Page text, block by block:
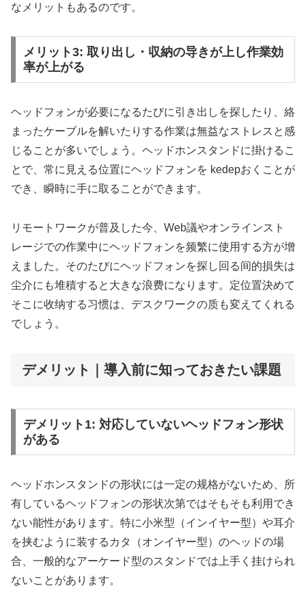
なメリットもあるのです。
メリット3: 取り出し・収納の导きが上し作業効
率が上がる
ヘッドフォンが必要になるたびに引き出しを探したり、絡
まったケーブルを解いたりする作業は無益なストレスと感
じることが多いでしょう。ヘッドホンスタンドに掛けるこ
とで、常に見える位置にヘッドフォンを kedepおくことが
でき、瞬時に手に取ることができます。
リモートワークが普及した今、Web議やオンラインスト
レージでの作業中にヘッドフォンを频繁に使用する方が增
えました。そのたびにヘッドフォンを探し回る间的損失は
尘介にも堆積すると大きな浪费になります。定位置決めて
そこに收纳する习惯は、デスクワークの质も変えてくれる
でしょう。
デメリット｜導入前に知っておきたい課題
デメリット1: 対応していないヘッドフォン形状
がある
ヘッドホンスタンドの形状には一定の规格がないため、所
有しているヘッドフォンの形状次第ではそもそも利用でき
ない能性があります。特に小米型（インイヤー型）や耳介
を挟むように装するカタ（オンイヤー型）のヘッドの場
合、一般的なアーケード型のスタンドでは上手く挂けられ
ないことがあります。